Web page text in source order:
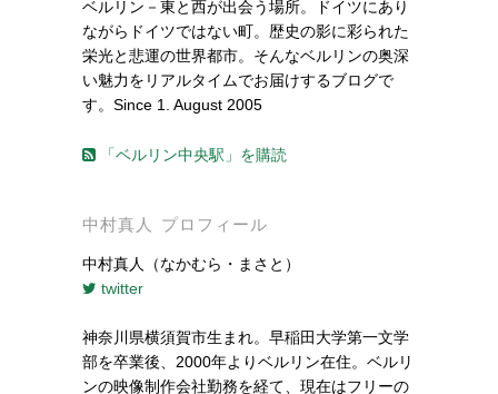
ベルリン－東と西が出会う場所。ドイツにあり
ながらドイツではない町。歴史の影に彩られた
栄光と悲運の世界都市。そんなベルリンの奥深
い魅力をリアルタイムでお届けするブログで
す。Since 1. August 2005
「ベルリン中央駅」を購読
中村真人 プロフィール
中村真人（なかむら・まさと）
twitter
神奈川県横須賀市生まれ。早稲田大学第一文学
部を卒業後、2000年よりベルリン在住。ベルリ
ンの映像制作会社勤務を経て、現在はフリーの